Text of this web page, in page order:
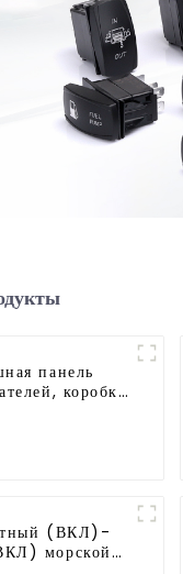
панель
коробка
(ВКЛ)-
морской